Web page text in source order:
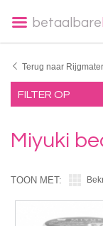
betaalbare
Terug naar
FILTER OP
Miyuki
TOON MET: